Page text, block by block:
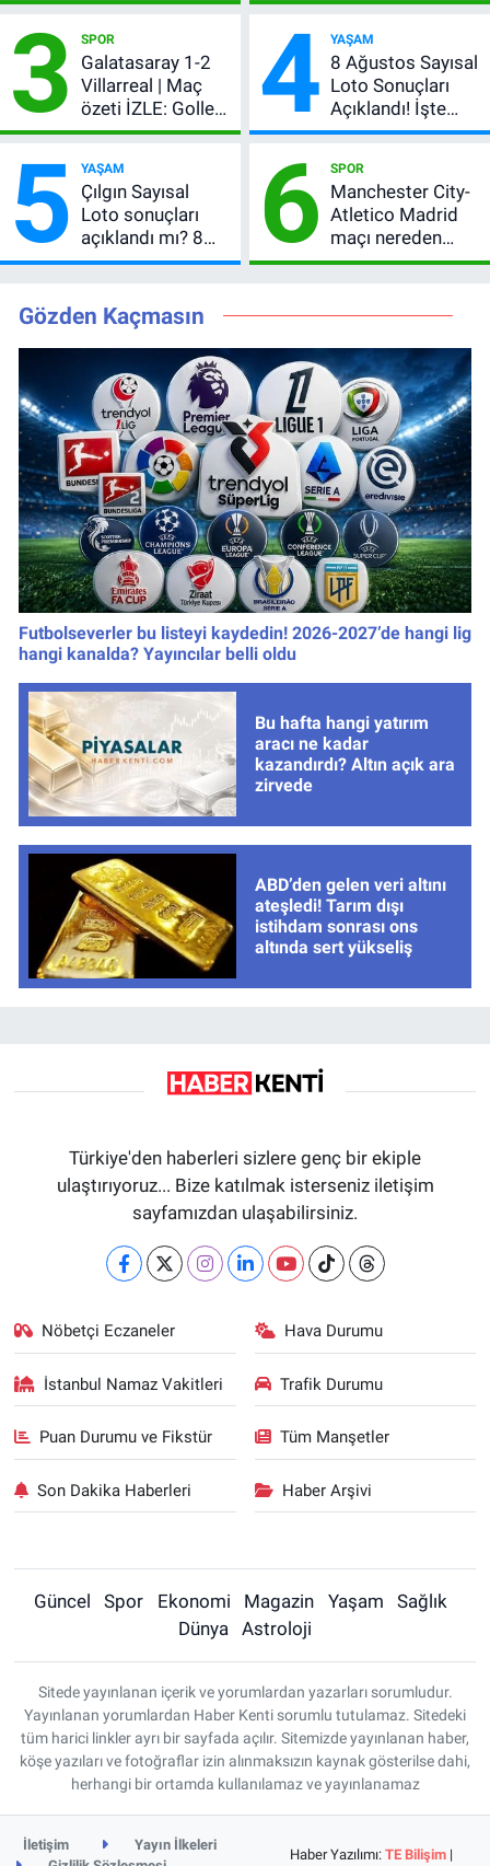
şifresiz canlı yayın
3 SPOR
Galatasaray 1-2
Villarreal | Maç
özeti İZLE: Goller
peş peşe geldi,
kırmızı kart gördü!
4 YAŞAM
8 Ağustos Sayısal
Loto Sonuçları
Açıklandı! İşte
Kazandıran 6
5 YAŞAM
Çılgın Sayısal
Loto sonuçları
açıklandı mı? 8
Ağustos 2026
numaralar
6 SPOR
Manchester City-
Atletico Madrid
maçı nereden
izlenir?
Gözden Kaçmasın
Futbolseverler bu listeyi kaydedin! 2026-2027’de hangi lig
hangi kanalda? Yayıncılar belli oldu
Bu hafta hangi yatırım
aracı ne kadar
kazandırdı? Altın açık ara
zirvede
ABD’den gelen veri altını
ateşledi! Tarım dışı
istihdam sonrası ons
altında sert yükseliş
Türkiye'den haberleri sizlere genç bir ekiple
ulaştırıyoruz... Bize katılmak isterseniz iletişim
sayfamızdan ulaşabilirsiniz.
Nöbetçi Eczaneler Hava Durumu
İstanbul Namaz Vakitleri Trafik Durumu
Puan Durumu ve Fikstür Tüm Manşetler
Son Dakika Haberleri Haber Arşivi
Güncel Spor Ekonomi Magazin Yaşam
Sağlık
Dünya
Astroloji
Sitede yayınlanan içerik ve yorumlardan yazarları sorumludur.
Yayınlanan yorumlardan Haber Kenti sorumlu tutulamaz. Sitedeki
tüm harici linkler ayrı bir sayfada açılır. Sitemizde yayınlanan haber,
köşe yazıları ve fotoğraflar izin alınmaksızın kaynak gösterilse dahi,
herhangi bir ortamda kullanılamaz ve yayınlanamaz
İletişim
Yayın İlkeleri
Haber Yazılımı:TE Bilişim |